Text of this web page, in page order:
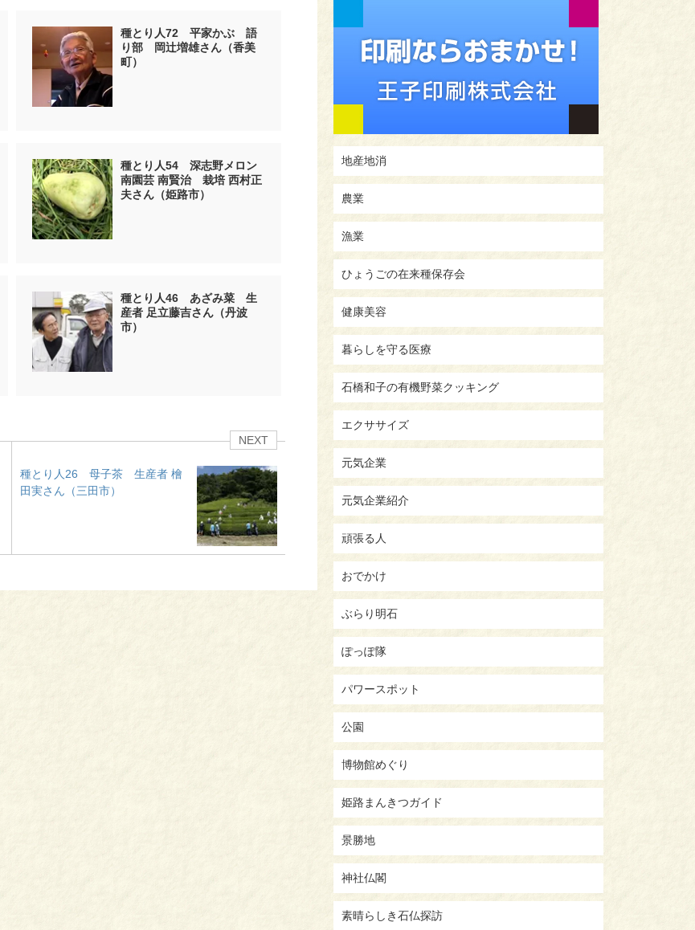
種とり人72 平家かぶ 語
り部 岡辻増雄さん（香美
町）
種とり人54 深志野メロン
南園芸 南賢治 栽培 西村正
夫さん（姫路市）
種とり人46 あざみ菜 生
産者 足立藤吉さん（丹波
市）
NEXT
種とり人26 母子茶 生産者 檜
田実さん（三田市）
地産地消
農業
漁業
ひょうごの在来種保存会
健康美容
暮らしを守る医療
石橋和子の有機野菜クッキング
エクササイズ
元気企業
元気企業紹介
頑張る人
おでかけ
ぶらり明石
ぽっぽ隊
パワースポット
公園
博物館めぐり
姫路まんきつガイド
景勝地
神社仏閣
素晴らしき石仏探訪